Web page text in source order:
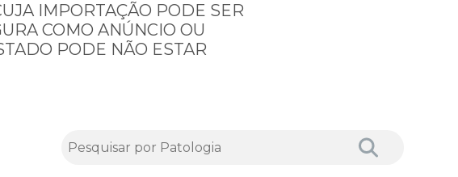
IMPORTAÇÃO PODE SER
COMO ANÚNCIO OU
PODE NÃO ESTAR